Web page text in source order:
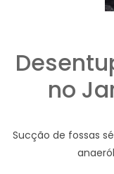
no
Sucção de fossas